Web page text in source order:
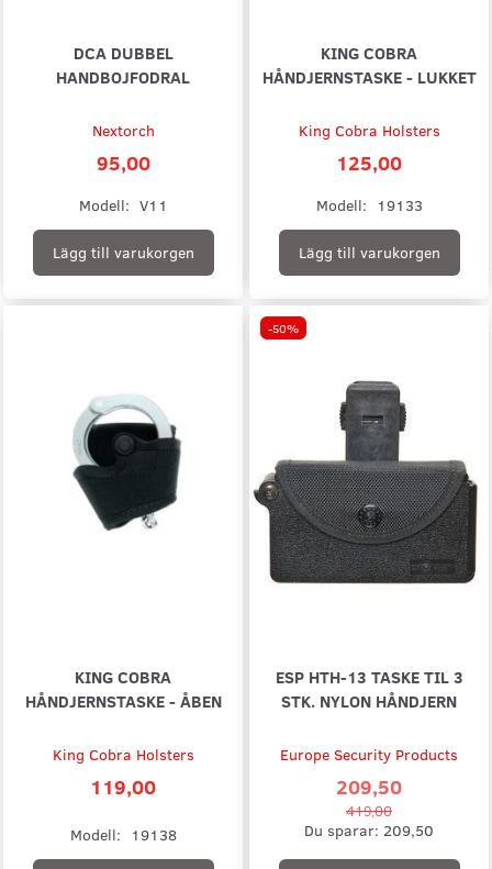
DCA DUBBEL
HANDBOJFODRAL
Nextorch
95,00
Modell: V11
Lägg till varukorgen
KING COBRA
HÅNDJERNSTASKE - LUKKET
King Cobra Holsters
125,00
Modell: 19133
Lägg till varukorgen
KING COBRA
HÅNDJERNSTASKE - ÅBEN
King Cobra Holsters
119,00
Modell: 19138
-50%
ESP HTH-13 TASKE TIL 3
STK. NYLON HÅNDJERN
Europe Security Products
209,50
419,00
Du sparar: 209,50